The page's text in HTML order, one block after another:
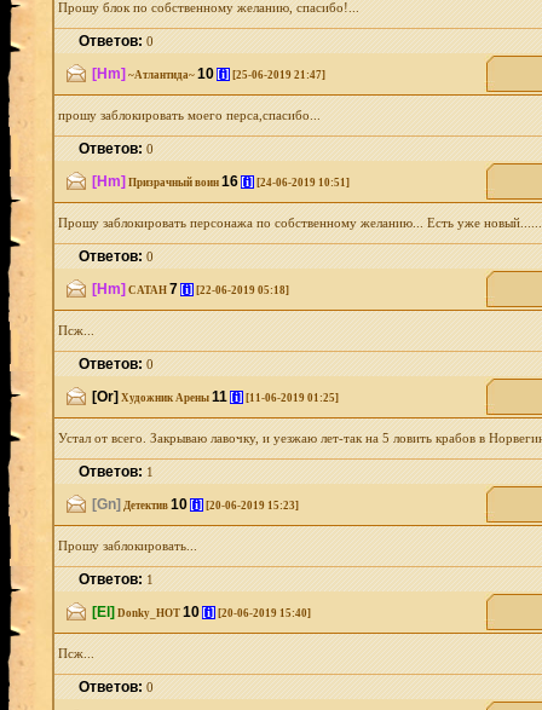
Прошу блок по собственному желанию, спасибо!...
Ответов:0
[Hm] ~Атлантида~ 10 [i] [25-06-2019 21:47]
прошу заблокировать моего перса,спасибо...
Ответов:0
[Hm] Призрачный воин 16 [i] [24-06-2019 10:51]
Прошу заблокировать персонажа по собственному желанию... Есть уже новый......
Ответов:0
[Hm] CATAH 7 [i] [22-06-2019 05:18]
Псж...
Ответов:0
[Or] Художник Арены 11 [i] [11-06-2019 01:25]
Устал от всего. Закрываю лавочку, и уезжаю лет-так на 5 ловить крабов в
Ответов:1
[Gn] Детектив 10 [i] [20-06-2019 15:23]
Прошу заблокировать...
Ответов:1
[El] Donky_HOT 10 [i] [20-06-2019 15:40]
Псж...
Ответов:0